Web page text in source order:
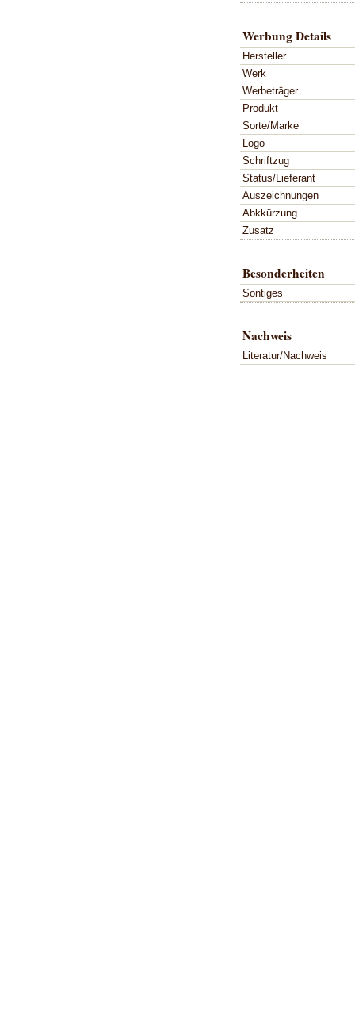
Werbung Details
Hersteller
Werk
Werbeträger
Produkt
Sorte/Marke
Logo
Schriftzug
Status/Lieferant
Auszeichnungen
Abkkürzung
Zusatz
Besonderheiten
Sontiges
Nachweis
Literatur/Nachweis